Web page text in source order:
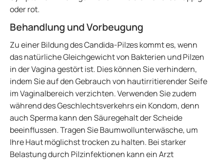
oder rot.
Behandlung und Vorbeugung
Zu einer Bildung des Candida-Pilzes kommt es, wenn
das natürliche Gleichgewicht von Bakterien und Pilzen
in der Vagina gestört ist. Dies können Sie verhindern,
indem Sie auf den Gebrauch von hautirritierender Seife
im Vaginalbereich verzichten. Verwenden Sie zudem
während des Geschlechtsverkehrs ein Kondom, denn
auch Sperma kann den Säuregehalt der Scheide
beeinflussen. Tragen Sie Baumwollunterwäsche, um
Ihre Haut möglichst trocken zu halten. Bei starker
Belastung durch Pilzinfektionen kann ein Arzt